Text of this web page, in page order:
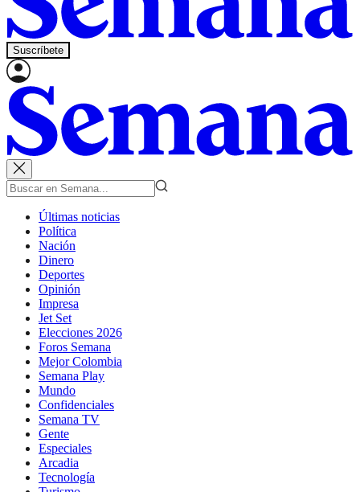
Suscríbete
Últimas noticias
Política
Nación
Dinero
Deportes
Opinión
Impresa
Jet Set
Elecciones 2026
Foros Semana
Mejor Colombia
Semana Play
Mundo
Confidenciales
Semana TV
Gente
Especiales
Arcadia
Tecnología